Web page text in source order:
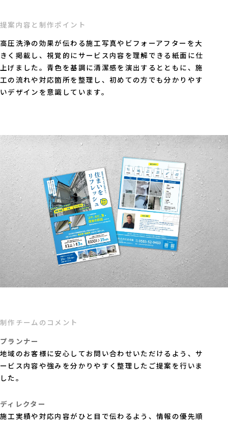
提案内容と制作ポイント
高圧洗浄の効果が伝わる施工写真やビフォーアフターを大
きく掲載し、視覚的にサービス内容を理解できる紙面に仕
上げました。青色を基調に清潔感を演出するとともに、施
工の流れや対応箇所を整理し、初めての方でも分かりやす
いデザインを意識しています。
制作チームのコメント
プランナー
地域のお客様に安心してお問い合わせいただけるよう、サ
ービス内容や強みを分かりやすく整理したご提案を行いま
した。
ディレクター
施工実績や対応内容がひと目で伝わるよう、情報の優先順